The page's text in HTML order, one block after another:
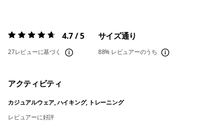
評価:4.7 / 5 4.7 / 5
27レビューに基づく
サイズ通り
88% レビュアーのうち
アクティビティ
カジュアルウェア, ハイキング, トレーニング
レビュアーに好評